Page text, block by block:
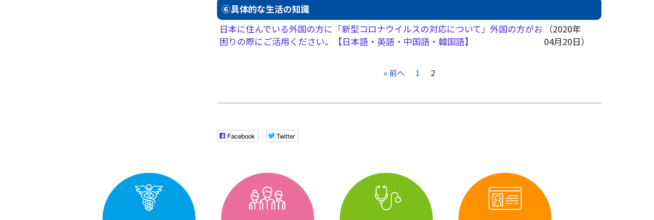
⑥具体的な生活の知識
日本に住んでいる外国の方に「新型コロナウイルスの対応について」外国の方がお
困りの際にご活用ください。【日本語・英語・中国語・韓国語】
（2020年
04月20日）
« 前へ 1 2
Facebook Twitter